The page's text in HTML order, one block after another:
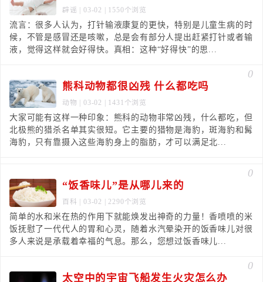
辟谣 | 03-02 | 1550个浏览
流言：很多人认为，打针输液康复的更快，特别是儿童生病的时
候，不管是感冒还是咳嗽，总是会有部分人提出赶紧打针或者输
液，觉得这样就会好得快。真相：这种“好得快”的思...
0
熊科动物都很凶残 什么都吃吗
动物 | 03-02 | 1431个浏览
大家可能有这样一种印象：熊科的动物非常凶残，什么都吃，但
北极熊的猎杀名单其实很短。它主要的猎物是海豹，斑海豹和髯
海豹，只有靠摄入这些海豹身上的脂肪，才可以满足北...
0
“饭香味儿”是从哪儿来的
百科 | 03-02 | 2290个浏览
简单的水和米在热的作用下就能焕发出神奇的力量！香喷喷的米
饭抚慰了一代代人的胃和心灵，随着水汽晕染开的饭香味儿对很
多人来说是承载着幸福的气息。那么，您想过饭香味儿...
0
太空中的宇宙飞船发生火灾怎么办